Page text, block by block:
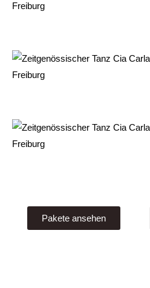
Pakete ansehen